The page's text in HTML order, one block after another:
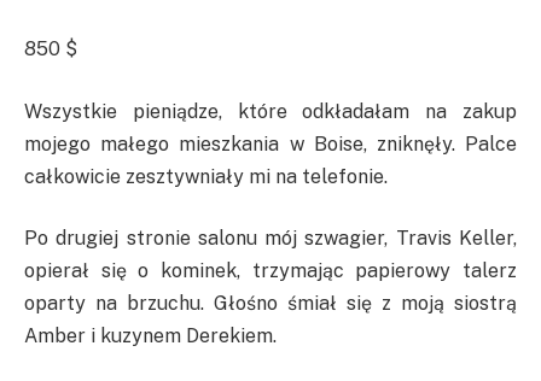
850 $
Wszystkie pieniądze, które odkładałam na zakup
mojego małego mieszkania w Boise, zniknęły. Palce
całkowicie zesztywniały mi na telefonie.
Po drugiej stronie salonu mój szwagier, Travis Keller,
opierał się o kominek, trzymając papierowy talerz
oparty na brzuchu. Głośno śmiał się z moją siostrą
Amber i kuzynem Derekiem.